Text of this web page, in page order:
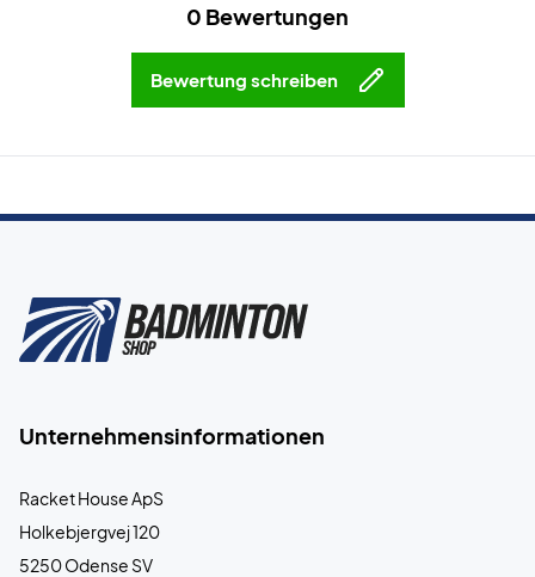
0 Bewertungen
Bewertung schreiben
Unternehmensinformationen
Racket House ApS
Holkebjergvej 120
5250 Odense SV